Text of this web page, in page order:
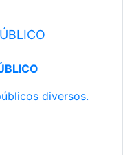
diversos.